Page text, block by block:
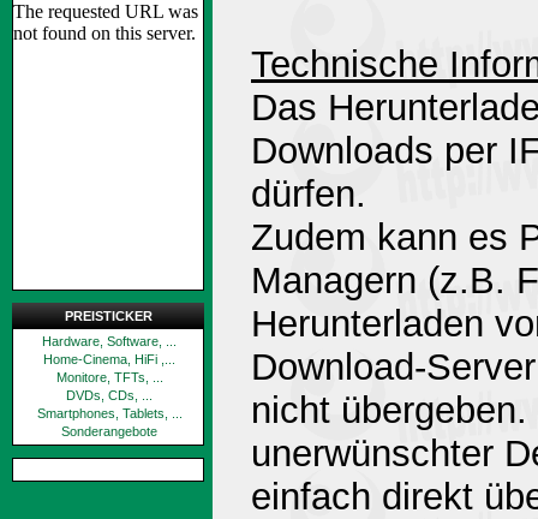
PREISTICKER
Hardware, Software, ...
Home-Cinema, HiFi ,...
Monitore, TFTs, ...
DVDs, CDs, ...
Smartphones, Tablets, ...
Sonderangebote
Technische
Das
Downloads per
dürfen.
Zudem kann es
Managern (z.B.
Herunterladen
Download-
nicht
unerwünschter
einfach direkt